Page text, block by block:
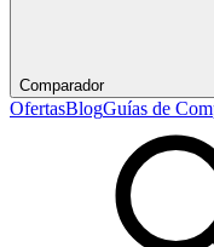
Comparador
OfertasBlogGuías de